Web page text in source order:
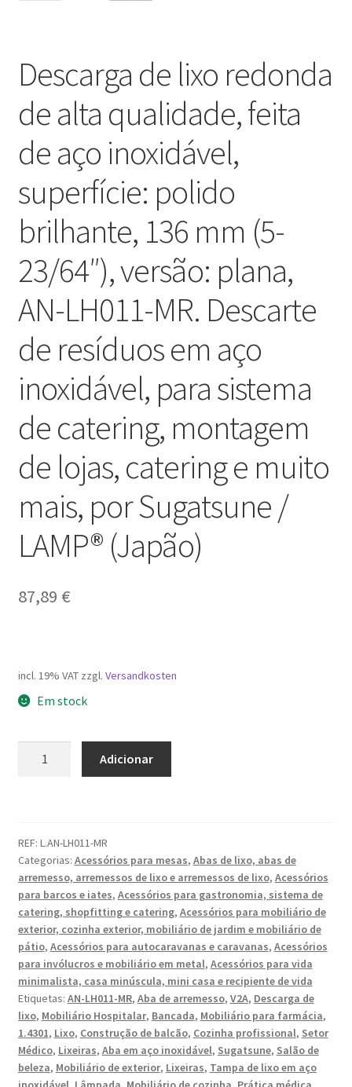
Descarga de lixo redonda
de alta qualidade, feita
de aço inoxidável,
superfície: polido
brilhante, 136 mm (5-
23/64″), versão: plana,
AN-LH011-MR. Descarte
de resíduos em aço
inoxidável, para sistema
de catering, montagem
de lojas, catering e muito
mais, por Sugatsune /
LAMP® (Japão)
87,89 €
incl. 19% VAT zzgl. Versandkosten
Em stock
redonda
de
alta
qualidade,
feita
de
aço
inoxidável,
superfície:
polido
brilhante,
136
mm
Adicionar
REF: L.AN-LH011-MR
Categorias: Acessórios para mesas, Abas de lixo, abas de
arremesso, arremessos de lixo e arremessos de lixo, Acessórios
para barcos e iates, Acessórios para gastronomia, sistema de
catering, shopfitting e catering, Acessórios para mobiliário de
exterior, cozinha exterior, mobiliário de jardim e mobiliário de
pátio, Acessórios para autocaravanas e caravanas, Acessórios
para invólucros e mobiliário em metal, Acessórios para vida
minimalista, casa minúscula, mini casa e recipiente de vida
Etiquetas: AN-LH011-MR, Aba de arremesso, V2A, Descarga de
lixo, Mobiliário Hospitalar, Bancada, Mobiliário para farmácia,
1.4301, Lixo, Construção de balcão, Cozinha profissional, Setor
Médico, Lixeiras, Aba em aço inoxidável, Sugatsune, Salão de
beleza, Mobiliário de exterior, Lixeiras, Tampa de lixo em aço